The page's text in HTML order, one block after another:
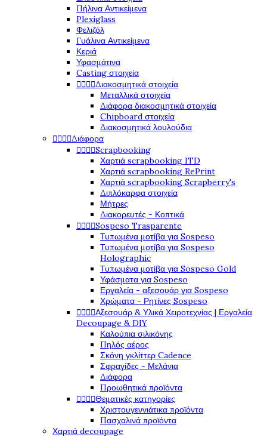
Πήλινα Αντικείμενα
Plexiglass
Φελιζόλ
Γυάλινα Αντικείμενα
Κεριά
Υφασμάτινα
Casting στοιχεία
Διακοσμητικά στοιχεία
Μεταλλικά στοιχεία
Διάφορα διακοσμητικά στοιχεία
Chipboard στοιχεία
Διακοσμητικά λουλούδια
Διάφορα
Scrapbooking
Χαρτιά scrapbooking ITD
Χαρτιά scrapbooking RePrint
Χαρτιά scrapbooking Scrapberry's
Διπλόκαρφα στοιχεία
Μήτρες
Διακορευτές - Κοπτικά
Sospeso Trasparente
Τυπωμένα μοτίβα για Sospeso
Τυπωμένα μοτίβα για Sospeso
Holographic
Τυπωμένα μοτίβα για Sospeso Gold
Υφάσματα για Sospeso
Εργαλεία - αξεσουάρ για Sospeso
Χρώματα - Ρητίνες Sospeso
Αξεσουάρ & Υλικά Χειροτεχνίας | Εργαλεία
Decoupage & DIY
Καλούπια σιλικόνης
Πηλός αέρος
Σκόνη γκλίττερ Cadence
Σφραγίδες - Μελάνια
Διάφορα
Προωθητικά προϊόντα
Θεματικές κατηγορίες
Χριστουγεννιάτικα προϊόντα
Πασχαλινά προϊόντα
Χαρτιά decoupage